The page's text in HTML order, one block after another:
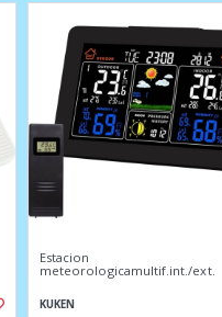
Estacion
meteorologicamultif.int./ext.
KUKEN